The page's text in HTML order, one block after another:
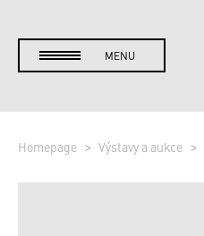
MENU
Homepage Výstavy a aukce